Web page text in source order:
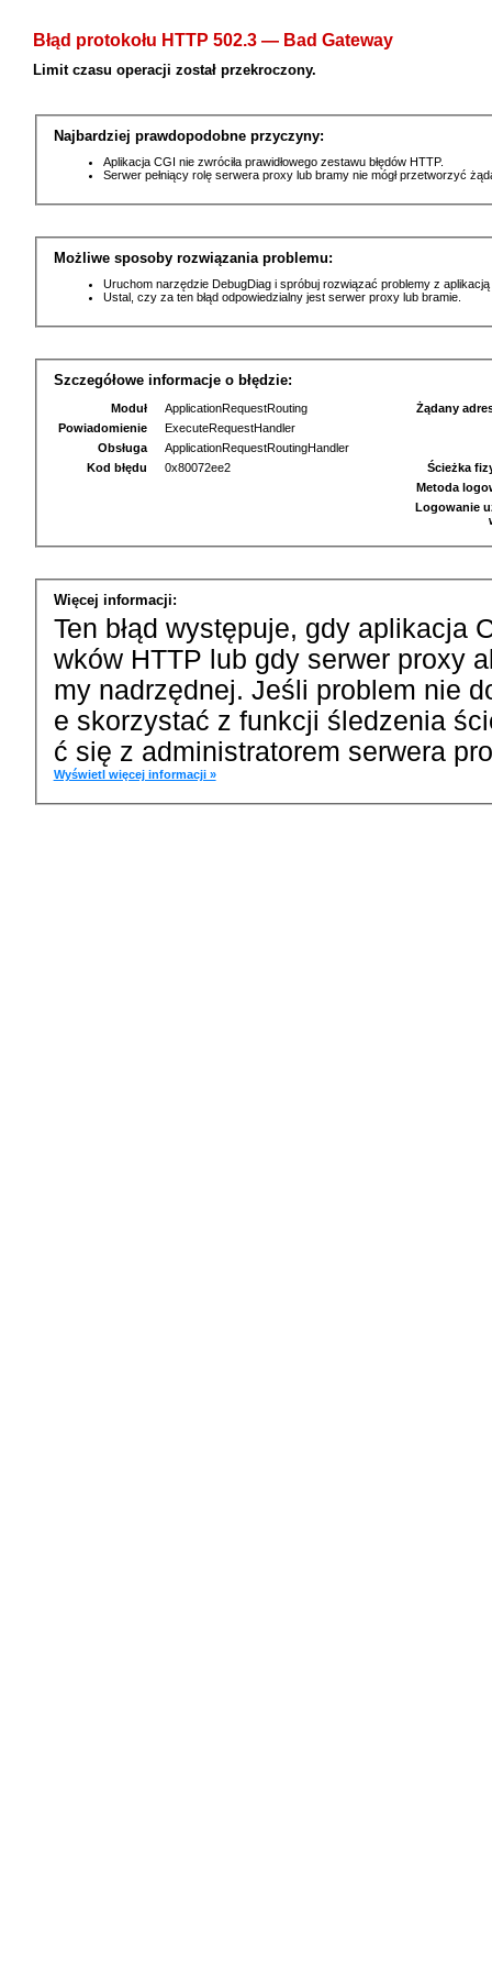
Błąd protokołu HTTP 502.3 — Bad Gateway
Limit czasu operacji został przekroczony.
Najbardziej prawdopodobne przyczyny:
Aplikacja CGI nie zwróciła prawidłowego zestawu błędów HTTP.
Serwer pełniący rolę serwera proxy lub bramy nie mógł przetworzyć
Możliwe sposoby rozwiązania problemu:
Uruchom narzędzie DebugDiag i spróbuj rozwiązać problemy z
Ustal, czy za ten błąd odpowiedzialny jest serwer proxy lub bramie.
Szczegółowe informacje o błędzie:
Moduł
ApplicationRequestRouting
Powiadomienie
ExecuteRequestHandler
Obsługa
ApplicationRequestRoutingHandler
Kod błędu
0x80072ee2
Żądany
Ścieżka
Metoda
Logowanie
Więcej informacji:
Ten błąd występuje, gdy aplikacja
wków HTTP lub gdy serwer proxy
my nadrzędnej. Jeśli problem nie
e skorzystać z funkcji śledzenia
ć się z administratorem serwera
Wyświetl więcej informacji »